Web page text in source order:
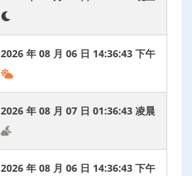
2026 年 08 月 06 日 14:36:44 下午
2026 年 08 月 07 日 01:36:44 凌晨
2026 年 08 月 06 日 14:36:44 下午